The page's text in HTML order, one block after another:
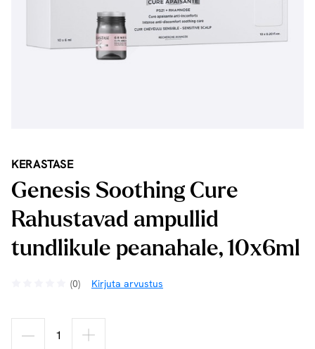
KERASTASE
Genesis Soothing Cure
Rahustavad ampullid
tundlikule peanahale, 10x6ml
(0) Kirjuta arvustus